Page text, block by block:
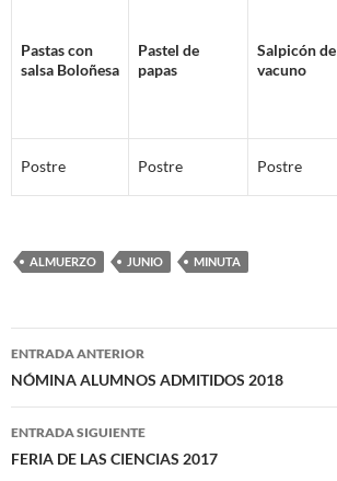
Pastas con
salsa Boloñesa
Pastel de
papas
Salpicón de
vacuno
Postre Postre Postre
ALMUERZO JUNIO MINUTA
Navegación
de
entradas
ENTRADA ANTERIOR
NÓMINA ALUMNOS ADMITIDOS 2018
ENTRADA SIGUIENTE
FERIA DE LAS CIENCIAS 2017